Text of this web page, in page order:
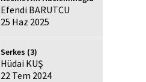
Efendi BARUTCU
25 Haz 2025
Serkes (3)
Hüdai KUŞ
22 Tem 2024